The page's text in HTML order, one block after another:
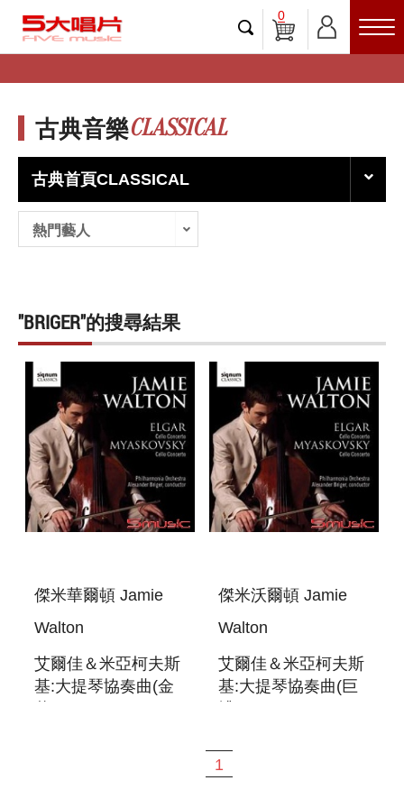
0
古典音樂CLASSICAL
古典首頁CLASSICAL
熱門藝人
"BRIGER"的搜尋結果
傑米華爾頓 Jamie
Walton
艾爾佳＆米亞柯夫斯
基:大提琴協奏曲(金
傑米沃爾頓 Jamie
Walton
艾爾佳＆米亞柯夫斯
基:大提琴協奏曲(巨
CONCERTO
1